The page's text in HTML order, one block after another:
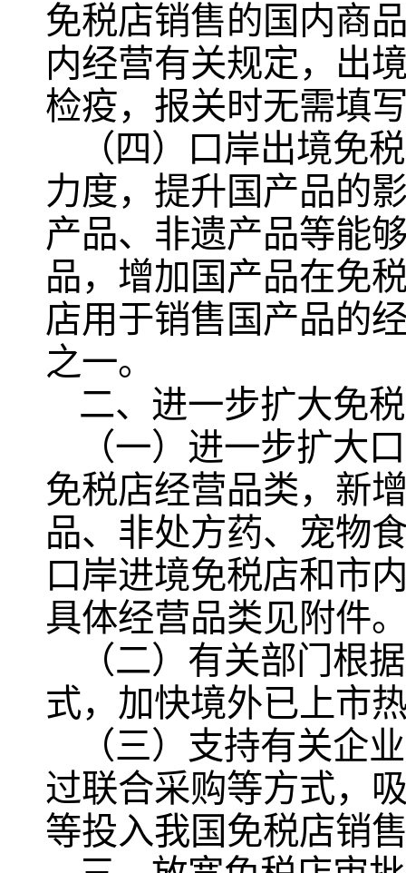
免税店销售的国内商
内经营有关规定，出
检疫，报关时无需填
（四）口岸出境免
力度，提升国产品的
产品、非遗产品等能
品，增加国产品在免
店用于销售国产品的
之一。
二、进一步扩大免
（一）进一步扩大
免税店经营品类，新
品、非处方药、宠物
口岸进境免税店和市
具体经营品类见附件
（二）有关部门根
式，加快境外已上市
（三）支持有关企
过联合采购等方式，
等投入我国免税店销